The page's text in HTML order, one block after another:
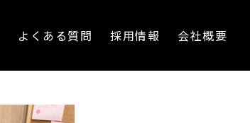
よくある質問 採用情報 会社概要